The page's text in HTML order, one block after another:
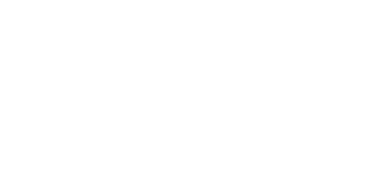
騰】爆上がりしたビットコインに695万円も
】もう営業電話は怖くない！初心者でも成果を